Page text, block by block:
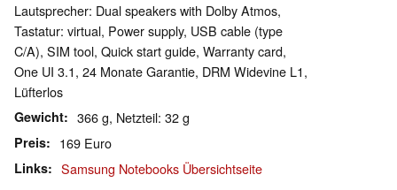
Lautsprecher: Dual speakers with Dolby Atmos,
Tastatur: virtual, Power supply, USB cable (type
C/A), SIM tool, Quick start guide, Warranty card,
One UI 3.1, 24 Monate Garantie, DRM Widevine L1,
Lüfterlos
Gewicht 366 g, Netzteil: 32 g
Preis 169 Euro
Links Samsung Notebooks Übersichtseite